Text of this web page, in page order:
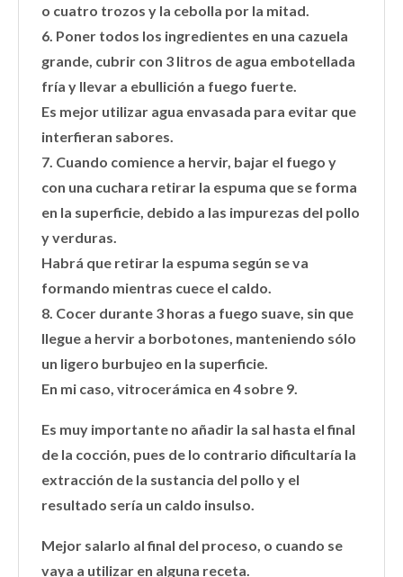
o cuatro trozos y la cebolla por la mitad.
6. Poner todos los ingredientes en una cazuela
grande, cubrir con 3 litros de agua embotellada
fría y llevar a ebullición a fuego fuerte.
Es mejor utilizar agua envasada para evitar que
interfieran sabores.
7. Cuando comience a hervir, bajar el fuego y
con una cuchara retirar la espuma que se forma
en la superficie, debido a las impurezas del pollo
y verduras.
Habrá que retirar la espuma según se va
formando mientras cuece el caldo.
8. Cocer durante 3 horas a fuego suave, sin que
llegue a hervir a borbotones, manteniendo sólo
un ligero burbujeo en la superficie.
En mi caso, vitrocerámica en 4 sobre 9.
Es muy importante no añadir la sal hasta el final
de la cocción, pues de lo contrario dificultaría la
extracción de la sustancia del pollo y el
resultado sería un caldo insulso.
Mejor salarlo al final del proceso, o cuando se
vaya a utilizar en alguna receta.